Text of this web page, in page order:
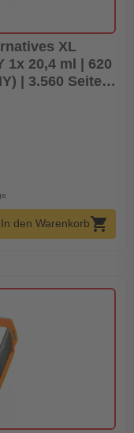
XL
1x 20,4 ml | 620
| 3.560 Seiten,
Menge
In den Warenkorbshopping_cart